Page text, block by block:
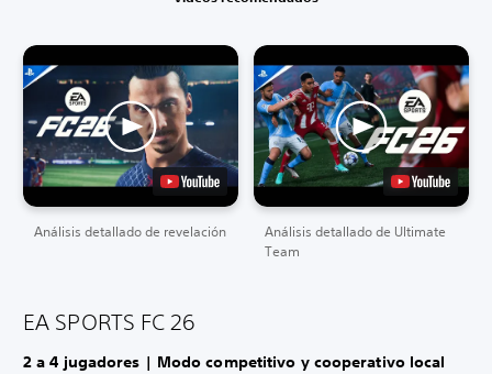
Análisis detallado de revelación
Análisis detallado de Ultimate
Team
EA SPORTS FC 26
2 a 4 jugadores | Modo competitivo y cooperativo local